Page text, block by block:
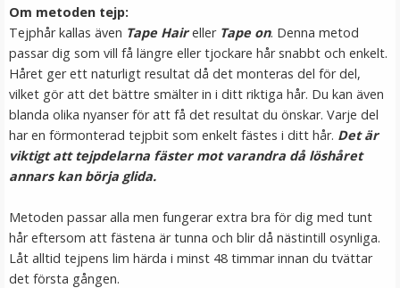
#8 Mellanbrun - Original äkta löshår remy nagelslingor
★
189 kr
VÄLJ
Om metoden tejp:
Tejphår kallas även Tape Haireller Tape on. Denna metod
passar dig som vill få längre eller tjockare hår snabbt och enkelt.
Håret ger ett naturligt resultat då det monteras del för del,
vilket gör att det bättre smälter in i ditt riktiga hår. Du kan även
blanda olika nyanser för att få det resultat du önskar. Varje del
har en förmonterad tejpbit som enkelt fästes i ditt hår. Det är
viktigt att tejpdelarna fäster mot varandra då löshåret
annars kan börja glida.
Metoden passar alla men fungerar extra bra för dig med tunt
hår eftersom att fästena är tunna och blir då nästintill osynliga.
Låt alltid tejpens lim härda i minst 48 timmar innan du tvättar
det första gången.